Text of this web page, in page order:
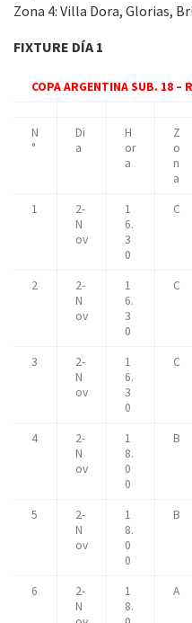
Zona 4: Villa Dora, Glorias,
FIXTURE DÍA 1
COPA ARGENTINA SUB. 18 –
N
°
Di
a
H
or
a
Z
o
n
a
1
2-
N
ov
1
6.
3
0
C
2
2-
N
ov
1
6.
3
0
C
3
2-
N
ov
1
6.
3
0
C
4
2-
N
ov
1
8.
0
0
B
5
2-
N
ov
1
8.
0
0
B
6
2-
N
1
8.
A